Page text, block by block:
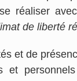
réaliser
de liberté
et de